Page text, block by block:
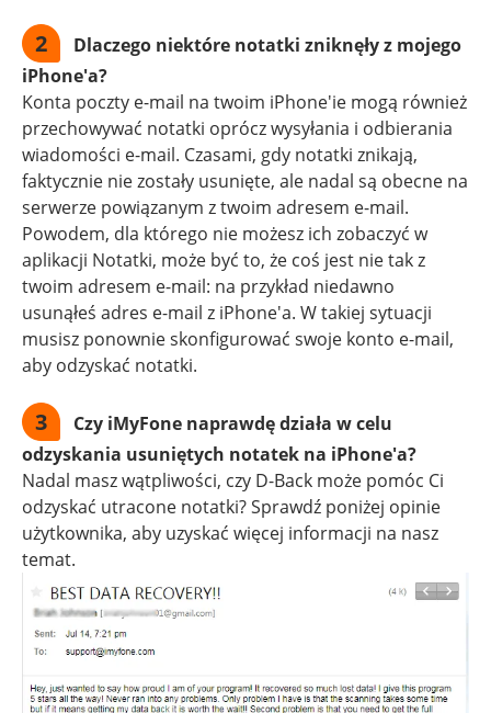
2
Dlaczego niektóre notatki zniknęły z mojego
iPhone'a?
Konta poczty e-mail na twoim iPhone'ie mogą również
przechowywać notatki oprócz wysyłania i odbierania
wiadomości e-mail. Czasami, gdy notatki znikają,
faktycznie nie zostały usunięte, ale nadal są obecne na
serwerze powiązanym z twoim adresem e-mail.
Powodem, dla którego nie możesz ich zobaczyć w
aplikacji Notatki, może być to, że coś jest nie tak z
twoim adresem e-mail: na przykład niedawno
usunąłeś adres e-mail z iPhone'a. W takiej sytuacji
musisz ponownie skonfigurować swoje konto e-mail,
aby odzyskać notatki.
3
Czy iMyFone naprawdę działa w celu
odzyskania usuniętych notatek na iPhone'a?
Nadal masz wątpliwości, czy D-Back może pomóc Ci
odzyskać utracone notatki? Sprawdź poniżej opinie
użytkownika, aby uzyskać więcej informacji na nasz
temat.